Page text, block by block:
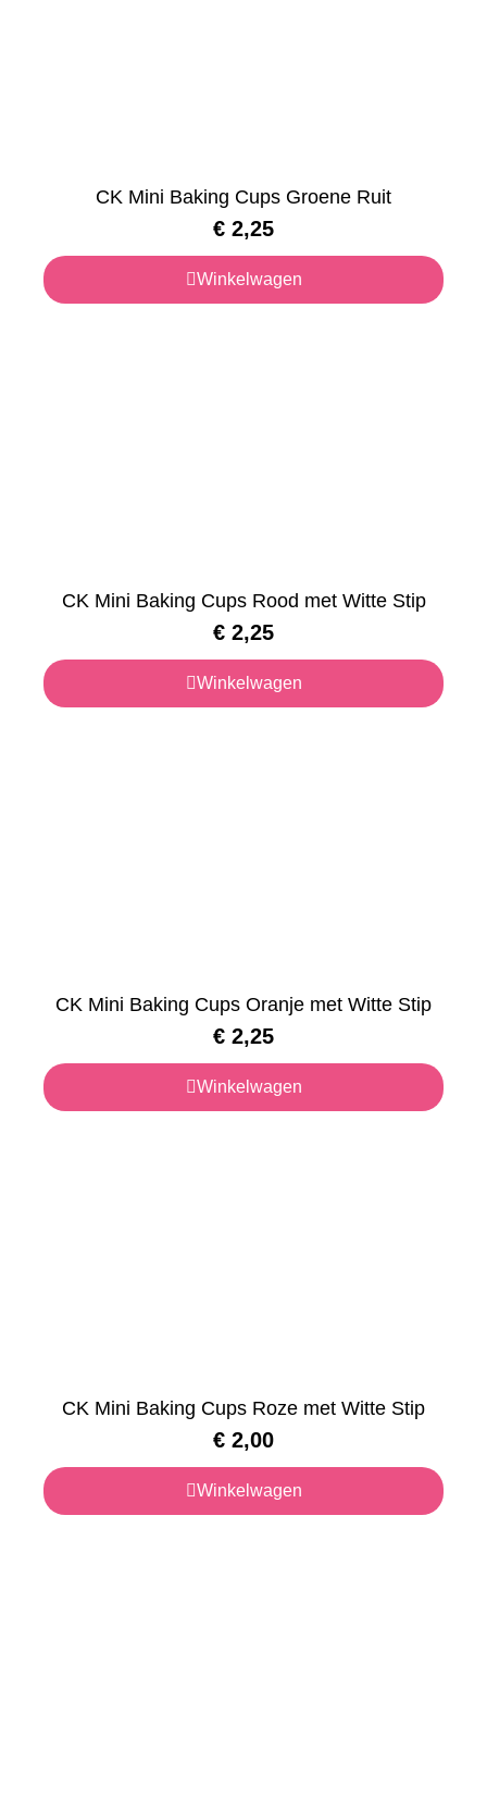
CK Mini Baking Cups Groene Ruit
€ 2,25
Winkelwagen
CK Mini Baking Cups Rood met Witte Stip
€ 2,25
Winkelwagen
CK Mini Baking Cups Oranje met Witte Stip
€ 2,25
Winkelwagen
CK Mini Baking Cups Roze met Witte Stip
€ 2,00
Winkelwagen